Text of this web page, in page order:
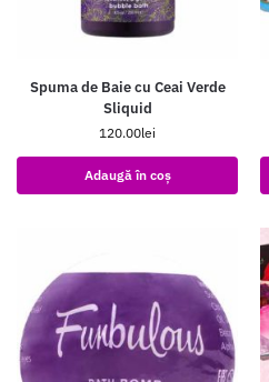
Spuma de Baie cu Ceai Verde
Sliquid
120.00lei
Adaugă în coș